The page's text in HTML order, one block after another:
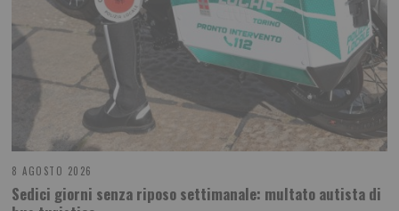
8 AGOSTO 2026
Sedici giorni senza riposo settimanale: multato autista di